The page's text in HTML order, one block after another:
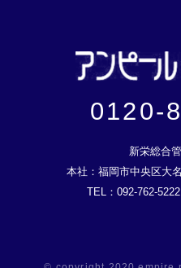
0120-
新栄総合
本社：福岡市中央区大
TEL：092-762-